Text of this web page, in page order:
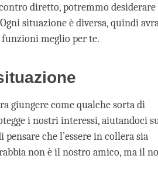
diretto, potremmo
situazione è diversa, quindi
meglio per te.
giungere come qualche sorta di
i nostri interessi, aiutandoci
che l’essere in collera sia
non è il nostro amico, ma il